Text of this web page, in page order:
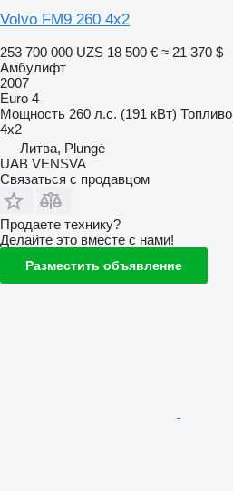
Volvo FM9 260 4x2
253 700 000 UZS 18 500 € ≈ 21 370 $
Амбулифт
2007
Euro 4
Мощность 260 л.с. (191 кВт) Топливо
4x2
Литва, Plungė
UAB VENSVA
Связаться с продавцом
Продаете технику?
Делайте это вместе с нами!
Разместить объявление